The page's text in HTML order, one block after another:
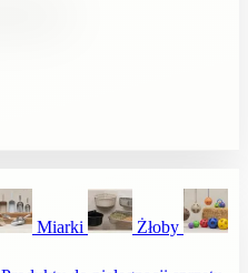
Miarki Żłoby